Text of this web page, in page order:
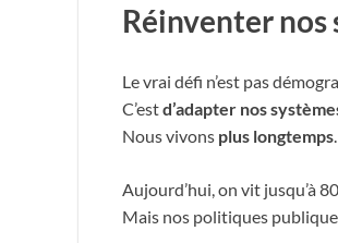
Réinventer nos
Le vrai défi n’est pas
C’estd’adapter nos
Nous vivons plus longtemps
Aujourd’hui, on vit jusqu’à
Mais nos politiques